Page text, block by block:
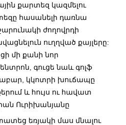
քարտեզ կազմելու
հասանելի դառնա
ժողովրդի
ուղղված քայլերը:
մի քանի նոր
գուցե նաև գոլֆ
կկոտրի խուճապը
և հույս ու հավատ
Ուրիխանյանը
եռյակի մաս մնալու